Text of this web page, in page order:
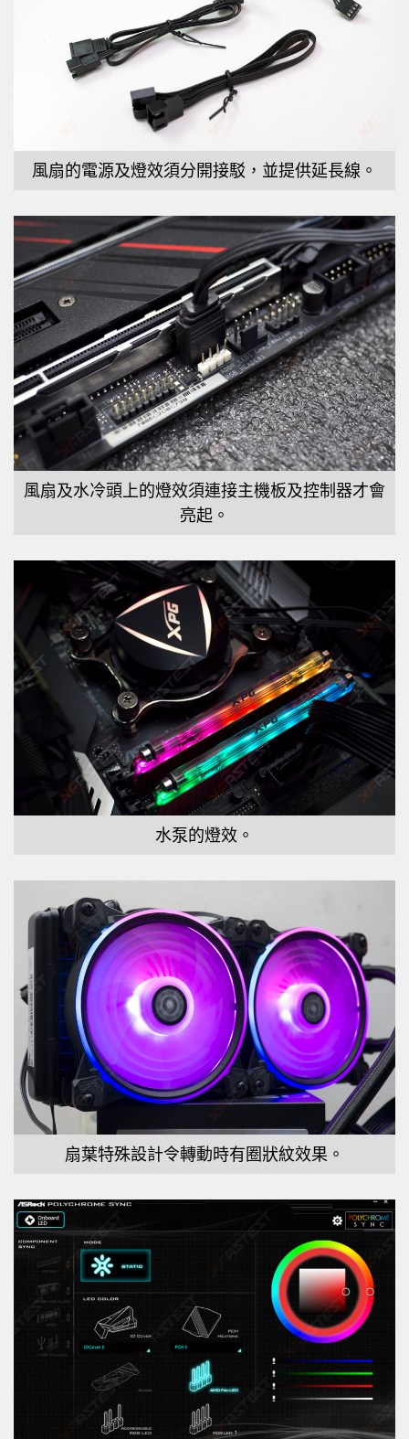
風扇的電源及燈效須分開接駁，並提供延長線。
風扇及水冷頭上的燈效須連接主機板及控制器才會
亮起。
水泵的燈效。
扇葉特殊設計令轉動時有圈狀紋效果。